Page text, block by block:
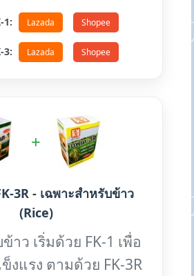
1: Lazada Shopee
3: Lazada Shopee
+
3R - เฉพาะสำหรับข้าว
(Rice)
าว เริ่มด้วย FK-1 เพื่อ
งแรง ตามด้วย FK-3R